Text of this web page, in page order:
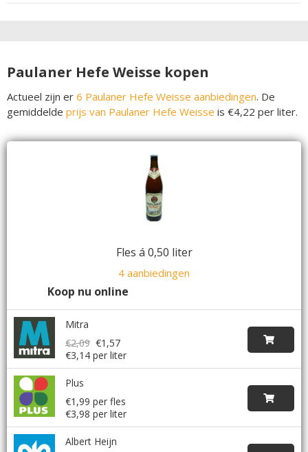
Paulaner Hefe Weisse kopen
Actueel zijn er 6 Paulaner Hefe Weisse aanbiedingen. De
gemiddelde prijs van Paulaner Hefe Weisse is €4,22 per liter.
Fles á 0,50 liter
4 aanbiedingen
Koop nu online
Mitra
€2,09 €1,57
€3,14 per liter
Plus
€1,99 per fles
€3,98 per liter
Albert Heijn